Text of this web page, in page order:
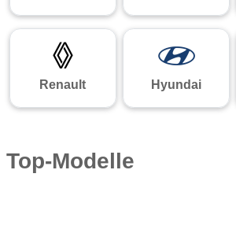
Renault Hyundai
Top-Modelle